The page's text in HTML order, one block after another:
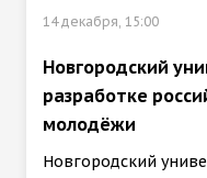
14 декабря, 15:00
Новгородский
разработке
молодёжи
Новгородский